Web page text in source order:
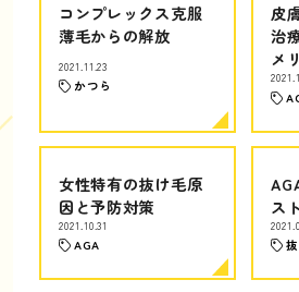
コンプレックス克服
薄毛からの解放
2021.11.23
かつら
皮
治
メ
女性特有の抜け毛原
因と予防対策
2021.10.31
AGA
ス